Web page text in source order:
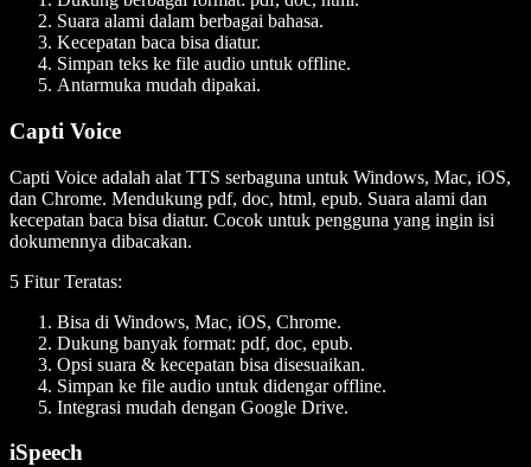
Suara alami dalam berbagai bahasa.
Kecepatan baca bisa diatur.
Simpan teks ke file audio untuk offline.
Antarmuka mudah dipakai.
Capti Voice
Capti Voice adalah alat TTS serbaguna untuk Windows, Mac, iOS,
dan Chrome. Mendukung pdf, doc, html, epub. Suara alami dan
kecepatan baca bisa diatur. Cocok untuk pengguna yang ingin isi
dokumennya dibacakan.
5 Fitur Teratas:
Bisa di Windows, Mac, iOS, Chrome.
Dukung banyak format: pdf, doc, epub.
Opsi suara & kecepatan bisa disesuaikan.
Simpan ke file audio untuk didengar offline.
Integrasi mudah dengan Google Drive.
iSpeech